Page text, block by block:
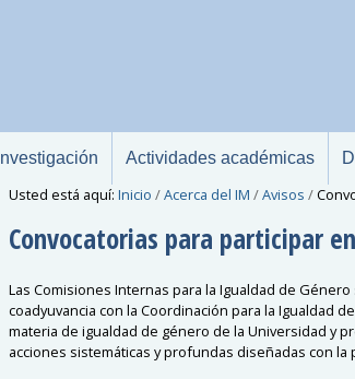
Investigación Actividades académicas
Usted está aquí: Inicio /Acerca del IM /Avisos /
Convocatorias para participar
Las Comisiones Internas para la Igualdad de
coadyuvancia con la Coordinación para la Igualdad
materia de igualdad de género de la Universidad y
acciones sistemáticas y profundas diseñadas con